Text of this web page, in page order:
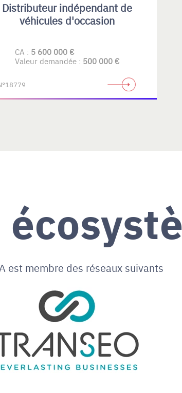
Distributeur indépendant de
véhicules d'occasion
CA : 5 600 000 €
Valeur demandée : 500 000 €
est membre des réseaux suivants